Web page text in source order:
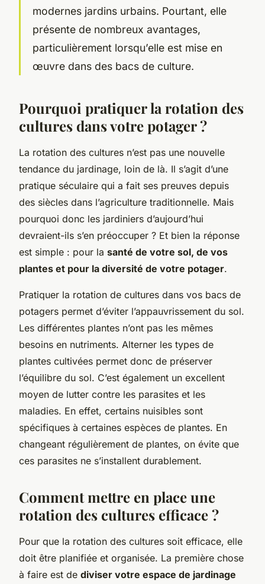
modernes jardins urbains. Pourtant, elle
présente de nombreux avantages,
particulièrement lorsqu’elle est mise en
œuvre dans des bacs de culture.
Pourquoi pratiquer la rotation des
cultures dans votre potager ?
La rotation des cultures n’est pas une nouvelle
tendance du jardinage, loin de là. Il s’agit d’une
pratique séculaire qui a fait ses preuves depuis
des siècles dans l’agriculture traditionnelle. Mais
pourquoi donc les jardiniers d’aujourd’hui
devraient-ils s’en préoccuper ? Et bien la réponse
est simple : pour la santé de votre sol, de vos
plantes et pour la diversité de votre potager.
Pratiquer la rotation de cultures dans vos bacs de
potagers permet d’éviter l’appauvrissement du sol.
Les différentes plantes n’ont pas les mêmes
besoins en nutriments. Alterner les types de
plantes cultivées permet donc de préserver
l’équilibre du sol. C’est également un excellent
moyen de lutter contre les parasites et les
maladies. En effet, certains nuisibles sont
spécifiques à certaines espèces de plantes. En
changeant régulièrement de plantes, on évite que
ces parasites ne s’installent durablement.
Comment mettre en place une
rotation des cultures efficace ?
Pour que la rotation des cultures soit efficace, elle
doit être planifiée et organisée. La première chose
à faire est de diviser votre espace de jardinage